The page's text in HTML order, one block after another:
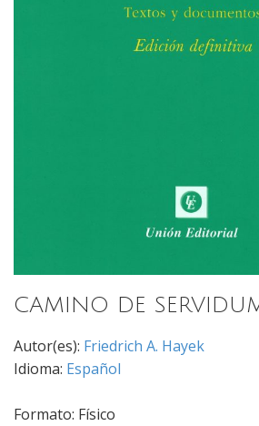
CAMINO DE
Autor(es): Friedrich A. Hayek
Idioma: Español
Formato: Físico